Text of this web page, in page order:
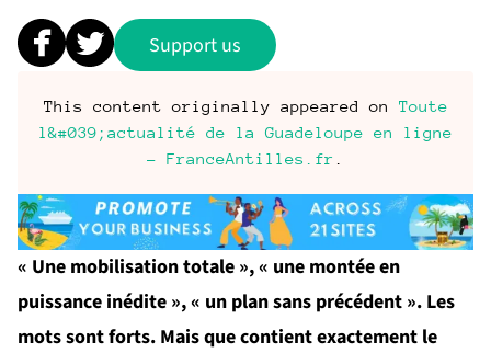
Support us
This content originally appeared on Toute
l&#039;actualité de la Guadeloupe en ligne
- FranceAntilles.fr
« Une mobilisation totale », « une montée en
puissance inédite », « un plan sans précédent ». Les
mots sont forts. Mais que contient exactement le